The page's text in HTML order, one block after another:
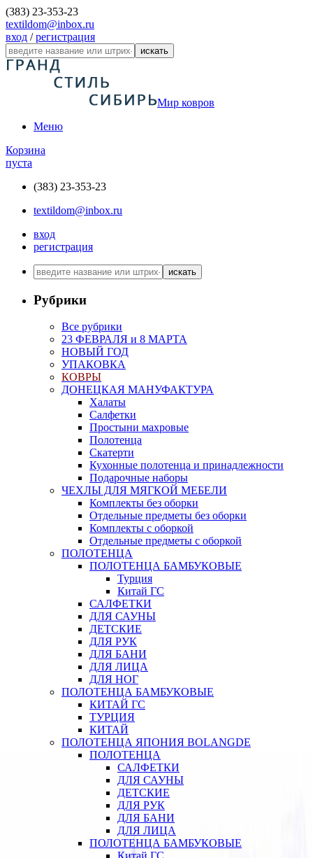
(383) 23-353-23
textildom@inbox.ru
вход /регистрация
искать
Мир ковров
Меню
Корзина
пуста
(383) 23-353-23
textildom@inbox.ru
вход
регистрация
искать
Рубрики
Все рубрики
23 ФЕВРАЛЯ и 8 МАРТА
НОВЫЙ ГОД
УПАКОВКА
КОВРЫ
ДОНЕЦКАЯ МАНУФАКТУРА
Халаты
Салфетки
Простыни махровые
Полотенца
Скатерти
Кухонные полотенца и принадлежности
Подарочные наборы
ЧЕХЛЫ ДЛЯ МЯГКОЙ МЕБЕЛИ
Комплекты без оборки
Отдельные предметы без оборки
Комплекты с оборкой
Отдельные предметы с оборкой
ПОЛОТЕНЦА
ПОЛОТЕНЦА БАМБУКОВЫЕ
Турция
Китай ГС
САЛФЕТКИ
ДЛЯ САУНЫ
ДЕТСКИЕ
ДЛЯ РУК
ДЛЯ БАНИ
ДЛЯ ЛИЦА
ДЛЯ НОГ
ПОЛОТЕНЦА БАМБУКОВЫЕ
КИТАЙ ГС
ТУРЦИЯ
КИТАЙ
ПОЛОТЕНЦА ЯПОНИЯ BOLANGDE
ПОЛОТЕНЦА
САЛФЕТКИ
ДЛЯ САУНЫ
ДЕТСКИЕ
ДЛЯ РУК
ДЛЯ БАНИ
ДЛЯ ЛИЦА
ПОЛОТЕНЦА БАМБУКОВЫЕ